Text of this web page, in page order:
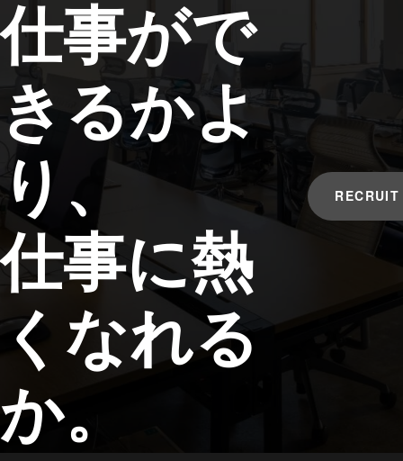
仕事がで
きるかよ
り、
仕事に熱
くなれる
か。